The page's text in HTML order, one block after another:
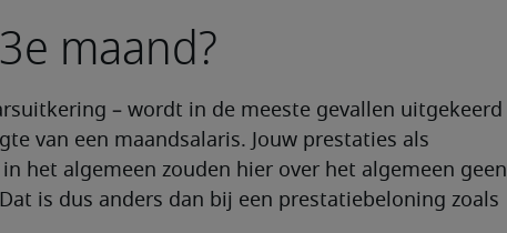
maand?
– wordt in de meeste gevallen uitgekeerd
van een maandsalaris. Jouw prestaties als
het algemeen zouden hier over het algemeen geen
is dus anders dan bij een prestatiebeloning zoals